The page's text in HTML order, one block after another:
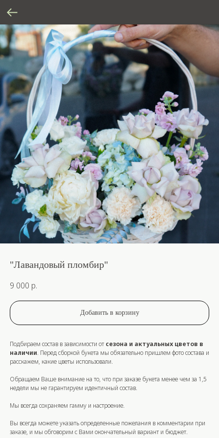
"Лавандовый пломбир"
9 000 р.
Добавить в корзину
Подбираем состав в зависимости от сезона и актуальных цветов в
наличии. Перед сборкой букета мы обязательно пришлем фото состава и
расскажем, какие цветы использовали.
Обращаем Ваше внимание на то, что при заказе букета менее чем за 1,5
недели мы не гарантируем идентичный состав.
Мы всегда сохраняем гамму и настроение.
Вы всегда можете указать определенные пожелания в комментарии при
заказе, и мы обговорим с Вами окончательный вариант и бюджет.